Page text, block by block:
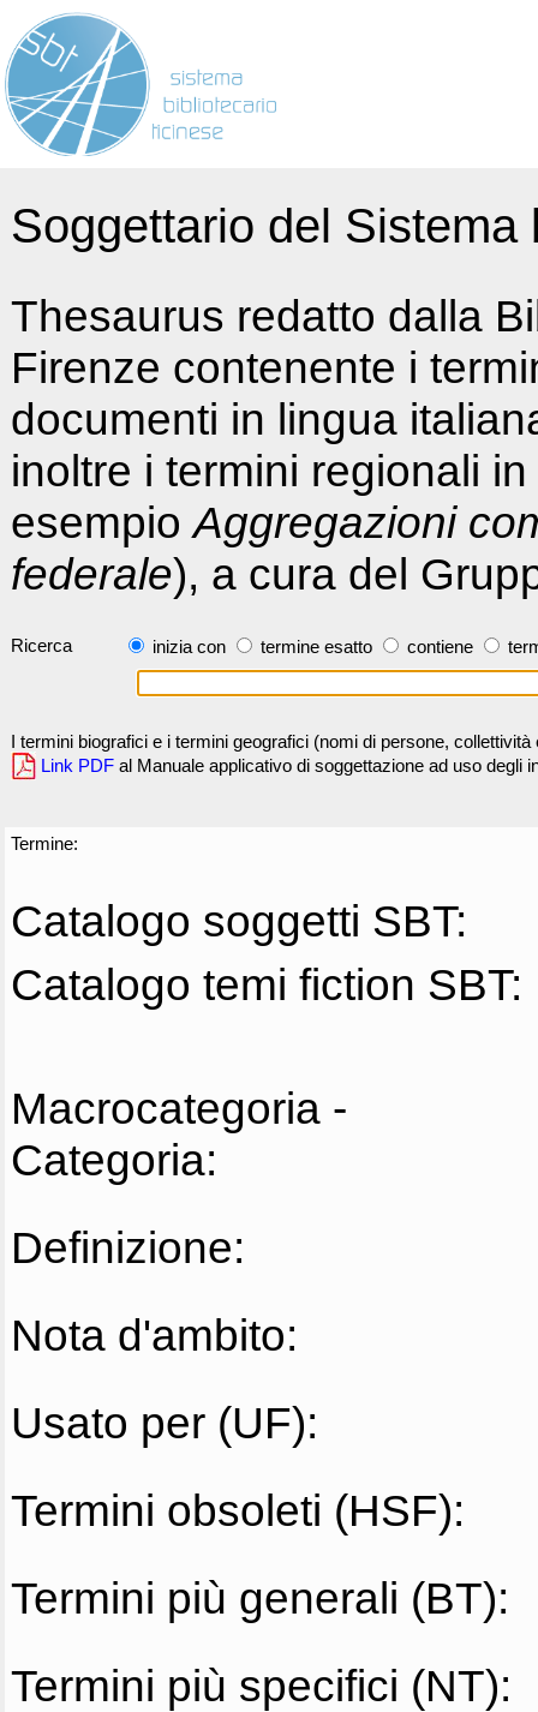
Soggettario del
Thesaurus redatto dalla
Firenze contenente i
documenti in lingua
inoltre i termini regionali
esempioAggregazioni
federale), a cura del
Ricerca inizia con termine esatto contiene
I termini biografici e i termini geografici (nomi di persone,
Link PDF al Manuale applicativo di soggettazione ad uso degli
Termine:
Catalogo soggetti SBT:
Catalogo temi fiction SBT:
Macrocategoria -
Categoria:
Definizione:
Nota d'ambito:
Usato per (UF):
Termini obsoleti (HSF):
Termini più generali (BT):
Termini più specifici (NT):